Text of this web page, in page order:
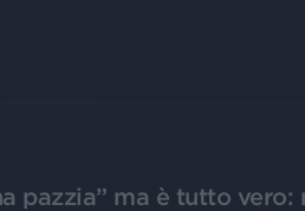
pazzia” ma è tutto vero: